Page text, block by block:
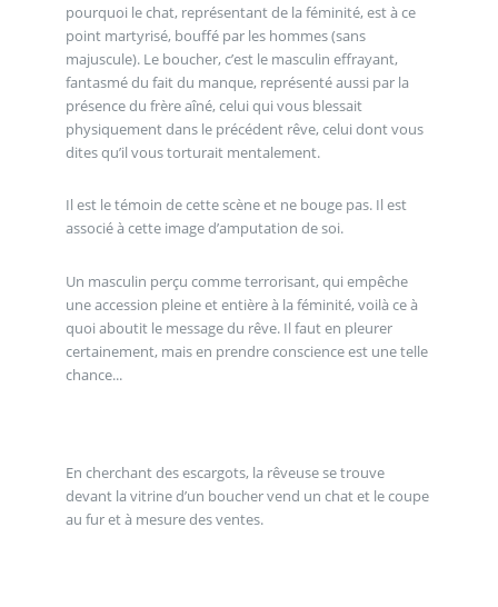
pourquoi le chat, représentant de la féminité, est à ce
point martyrisé, bouffé par les hommes (sans
majuscule). Le boucher, c’est le masculin effrayant,
fantasmé du fait du manque, représenté aussi par la
présence du frère aîné, celui qui vous blessait
physiquement dans le précédent rêve, celui dont vous
dites qu’il vous torturait mentalement.
Il est le témoin de cette scène et ne bouge pas. Il est
associé à cette image d’amputation de soi.
Un masculin perçu comme terrorisant, qui empêche
une accession pleine et entière à la féminité, voilà ce à
quoi aboutit le message du rêve. Il faut en pleurer
certainement, mais en prendre conscience est une telle
chance...
En cherchant des escargots, la rêveuse se trouve
devant la vitrine d’un boucher vend un chat et le coupe
au fur et à mesure des ventes.